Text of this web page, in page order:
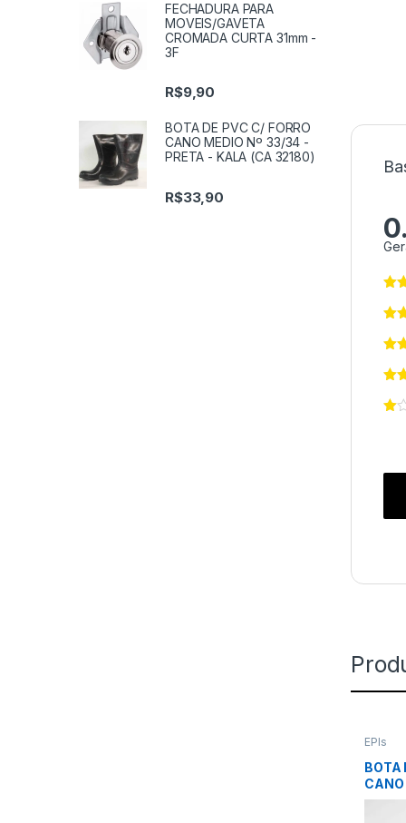
EPIs
BOTA
CANO
FECHADURA PARA
MOVEIS/GAVETA
CROMADA CURTA 31mm -
3F
R$9,90
BOTA DE PVC C/ FORRO
CANO MEDIO Nº 33/34 -
PRETA - KALA (CA 32180)
R$33,90